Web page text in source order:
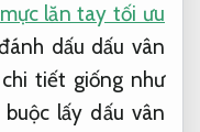
mực lăn tay tối ưu
dấu dấu vân
tiết giống như
lấy dấu vân